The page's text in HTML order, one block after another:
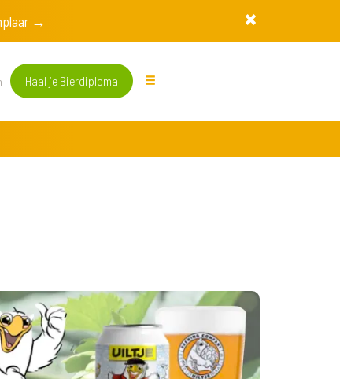
→
Haal je Bierdiploma